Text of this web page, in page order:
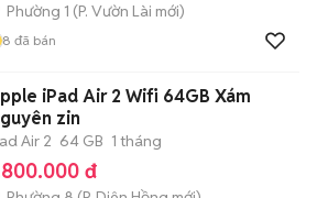
Phường 1 (P. Vườn Lài mới)
8 đã bán
iPad Air 2 Wifi 64GB Xám
zin
Air 2 64 GB 1 tháng
đ